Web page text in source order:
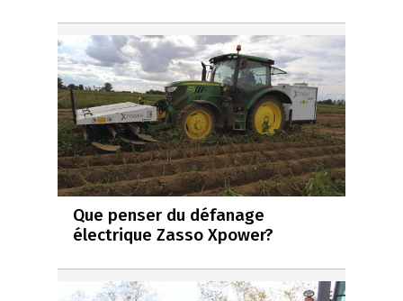
Que penser du défanage
électrique Zasso Xpower?